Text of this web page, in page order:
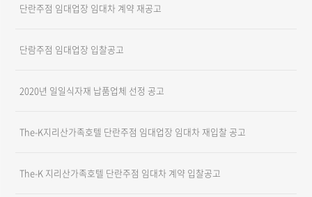
단란주점 임대업장 임대차 계약 재공고
단람주점 임대업장 입찰공고
2020년 일일식자재 납품업체 선정 공고
The-K지리산가족호텔 단란주점 임대업장 임대차 재입찰 공고
The-K 지리산가족호텔 단란주점 임대차 계약 입찰공고